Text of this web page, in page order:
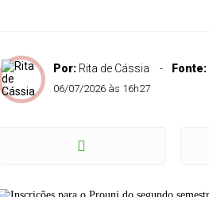
Por: Rita de Cássia Fonte:
06/07/2026 às 16h27